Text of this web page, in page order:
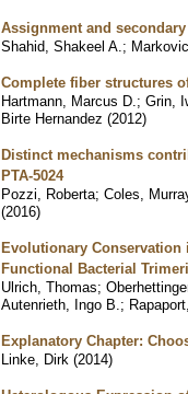
Assignment and
Shahid, Shakeel A. ;
Complete fiber structures
Hartmann, Marcus D. ; Grin,
Birte Hernandez (2012)
Distinct mechanisms
PTA-5024
Pozzi, Roberta; Coles,
(2016)
Evolutionary Conservation
Functional Bacterial
Ulrich, Thomas;
Autenrieth, Ingo B. ;
Explanatory Chapter:
Linke, Dirk (2014)